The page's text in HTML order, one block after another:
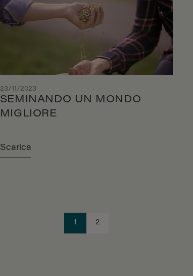
23/11/2023
SEMINANDO UN MONDO
MIGLIORE
Scarica
1 2